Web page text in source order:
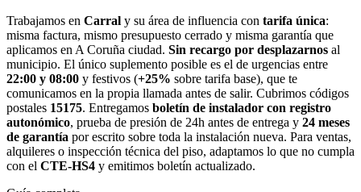
Trabajamos en Carral y su área de influencia con tarifa única:
misma factura, mismo presupuesto cerrado y misma garantía que
aplicamos en A Coruña ciudad. Sin recargo por desplazarnos al
municipio. El único suplemento posible es el de urgencias entre
22:00 y 08:00 y festivos (+25% sobre tarifa base), que te
comunicamos en la propia llamada antes de salir. Cubrimos códigos
postales 15175. Entregamos boletín de instalador con registro
autonómico, prueba de presión de 24h antes de entrega y 24 meses
de garantía por escrito sobre toda la instalación nueva. Para ventas,
alquileres o inspección técnica del piso, adaptamos lo que no cumpla
con el CTE-HS4 y emitimos boletín actualizado.